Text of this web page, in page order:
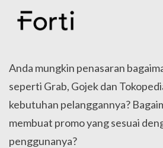
Anda mungkin penasaran
seperti Grab, Gojek dan
kebutuhan pelanggannya?
membuat promo yang sesuai
penggunanya?